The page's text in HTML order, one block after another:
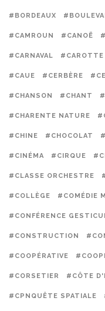
#BORDEAUX
#CAMROUN #CANOË
#CARNAVAL #CAROTTE
#CAUE #CERBÈRE
#CHANSON #CHANT
#CHARENTE NATURE
#CHINE #CHOCOLAT
#CINÉMA #CIRQUE
#CLASSE ORCHESTRE
#COLLÈGE #COMÉDIE
#CONFÉRENCE
#CONSTRUCTION
#COOPÉRATIVE
#CORSETIER #CÔTE
#CPNQUÊTE SPATIALE